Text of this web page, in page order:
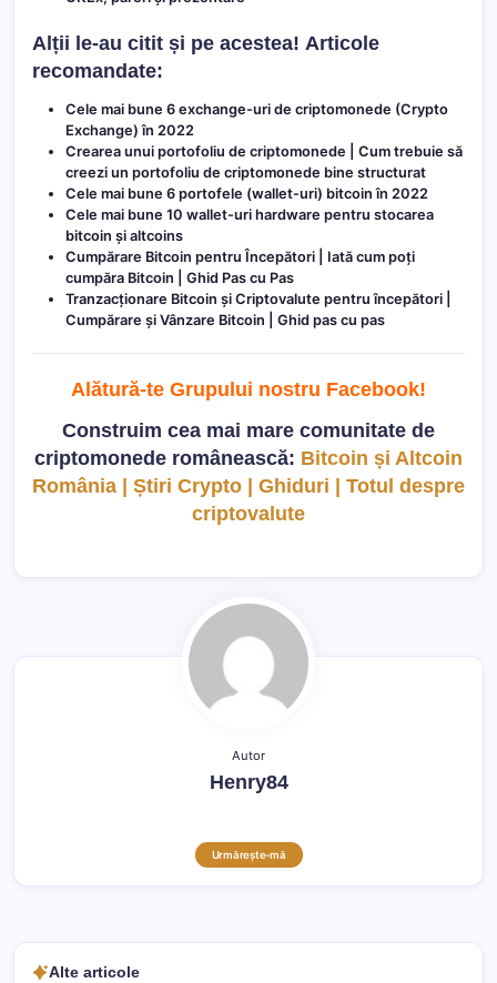
Alții le-au citit și pe acestea! Articole
recomandate:
Cele mai bune 6 exchange-uri de criptomonede (Crypto
Exchange) în 2022
Crearea unui portofoliu de criptomonede | Cum trebuie să
creezi un portofoliu de criptomonede bine structurat
Cele mai bune 6 portofele (wallet-uri) bitcoin în 2022
Cele mai bune 10 wallet-uri hardware pentru stocarea
bitcoin și altcoins
Cumpărare Bitcoin pentru Începători | Iată cum poți
cumpăra Bitcoin | Ghid Pas cu Pas
Tranzacționare Bitcoin și Criptovalute pentru începători |
Cumpărare și Vânzare Bitcoin | Ghid pas cu pas
Alătură-te Grupului nostru Facebook!
Construim cea mai mare comunitate de
criptomonede românească: Bitcoin și Altcoin
România | Știri Crypto | Ghiduri | Totul despre
criptovalute
Autor
Henry84
Urmărește-mă
Alte articole